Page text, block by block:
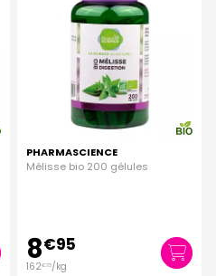
PHARMASCIENCE
Mélisse bio 200 gélules
8€95
162€73/kg